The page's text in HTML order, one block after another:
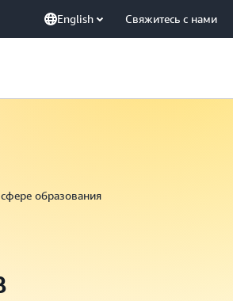
English Свяжитесь с нами
образования